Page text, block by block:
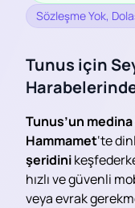
Sözleşme Yok,
Tunus için
Tunus’un medina
Hammamet‘te
şeridini
hızlı ve güvenli
veya evrak